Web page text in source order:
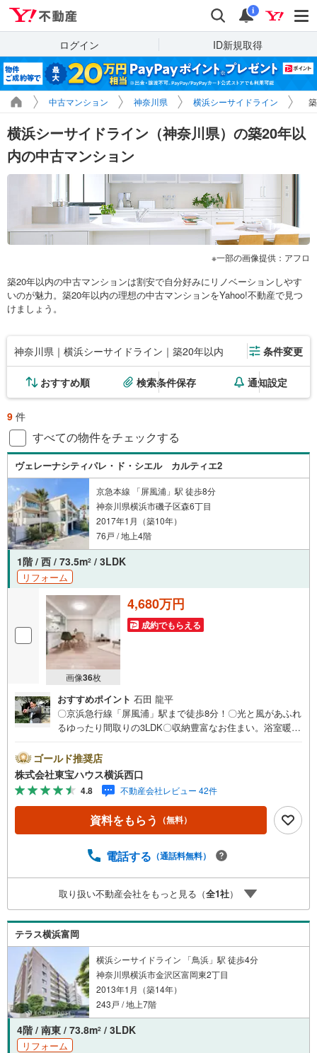
検索 通知
i
ログイン ID新規取得
中古マンション 神奈川県 横浜シーサイドライン
横浜シーサイドライン（神奈川県）の築20年以
内の中古マンション
一部の画像提供：アフロ
築20年以内の中古マンションは割安で自分好みにリノベーションしやす
いのが魅力。築20年以内の理想の中古マンションをYahoo!不動産で見つ
けましょう。
神奈川県｜横浜シーサイドライン｜築20年以内 条件変更
おすすめ順 検索条件保存 通知設定
9 件
すべての物件をチェックする
ヴェレーナシティパレ・ド・シエル カルティエ2
京急本線 「屏風浦」駅 徒歩8分
神奈川県横浜市磯子区森6丁目
2017年1月（築10年）
76戸 / 地上4階
1階 / 西 / 73.5m2 / 3LDK
リフォーム
画像36枚
4,680万円
成約でもらえる
おすすめポイント 石田 龍平
〇京浜急行線「屏風浦」駅まで徒歩8分！〇光と風があふれ
るゆったり間取りの3LDK〇収納豊富なお住まい。浴室暖房
o！ 不動産キャンペーン対象店舗ーーーー当店で物件を成
約するとPayPayボーナスライトがもらえる「Yahoo！ 不動
産 物件ご成約キャンペーン」の対象になります。「資料を
もらう」「見学予約をする」ボタンからお問い合わせくだ
さい。※必ずYahoo！ JAPAN IDでログインしてください。
※PayPayボーナスライトは出金と譲渡はできません。有効
ーーーーーーーーーーーーー紹介金融機関/都市銀行利率/年
であり、実際の適用金利は融資実行時のものとなります。
金利情勢により表記の返済額と異なる場合があります。ー
ーーーーーーーーーーーーーーーーーーーーーーーー
ゴールド推奨店
株式会社東宝ハウス横浜西口
4.8 不動産会社レビュー 42件
資料をもらう （無料）
電話する （通話料無料）
取り扱い不動産会社をもっと見る（全1社）
テラス横浜富岡
横浜シーサイドライン 「鳥浜」駅 徒歩4分
神奈川県横浜市金沢区富岡東2丁目
2013年1月（築14年）
243戸 / 地上7階
4階 / 南東 / 73.8m2 / 3LDK
リフォーム